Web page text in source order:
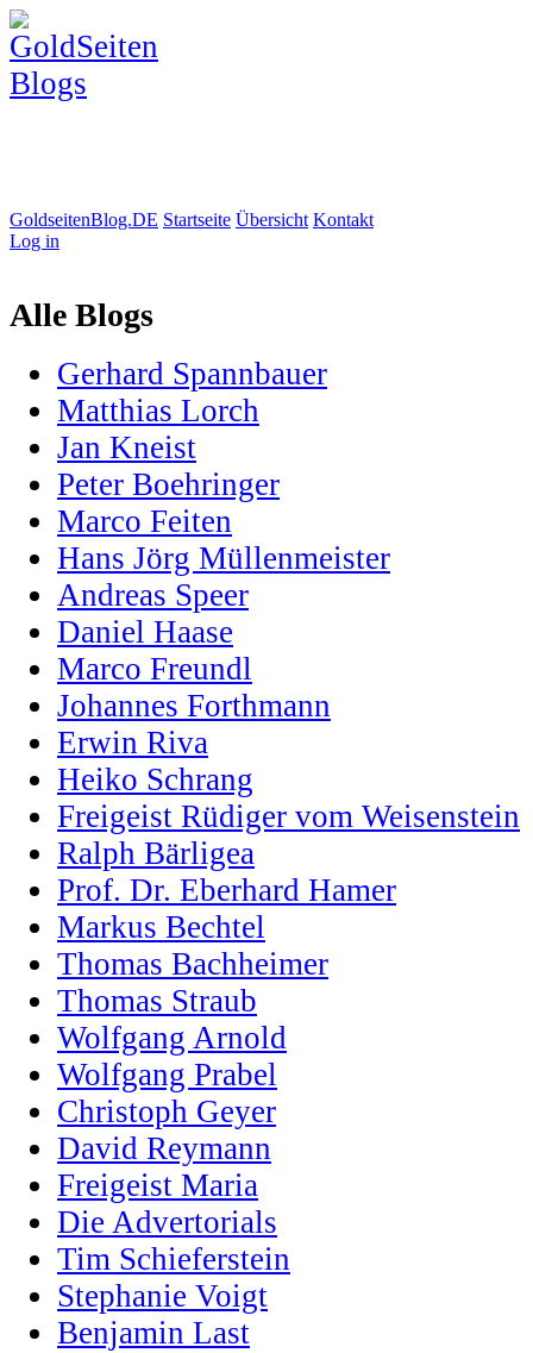
GoldseitenBlog.DE Startseite Übersicht Kontakt
Log in
Alle Blogs
Gerhard Spannbauer
Matthias Lorch
Jan Kneist
Peter Boehringer
Marco Feiten
Hans Jörg Müllenmeister
Andreas Speer
Daniel Haase
Marco Freundl
Johannes Forthmann
Erwin Riva
Heiko Schrang
Freigeist Rüdiger vom Weisenstein
Ralph Bärligea
Prof. Dr. Eberhard Hamer
Markus Bechtel
Thomas Bachheimer
Thomas Straub
Wolfgang Arnold
Wolfgang Prabel
Christoph Geyer
David Reymann
Freigeist Maria
Die Advertorials
Tim Schieferstein
Stephanie Voigt
Benjamin Last